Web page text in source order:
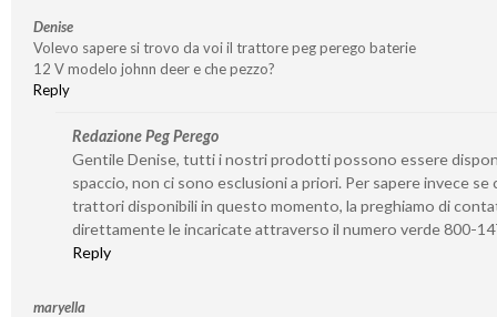
Denise
Volevo sapere si trovo da voi il trattore peg perego baterie
12 V modelo johnn deer e che pezzo?
Reply
Redazione Peg Perego
Gentile Denise, tutti i nostri prodotti possono essere
spaccio, non ci sono esclusioni a priori. Per sapere invece se
trattori disponibili in questo momento, la preghiamo di
direttamente le incaricate attraverso il numero verde 800-
Reply
maryella